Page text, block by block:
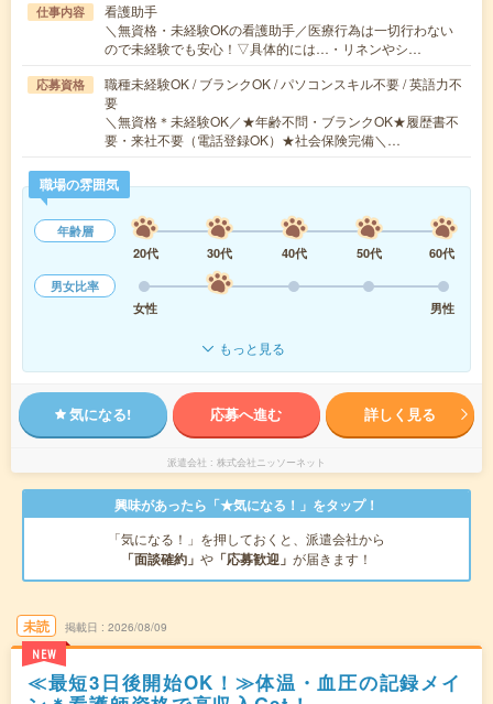
仕事内容
看護助手
＼無資格・未経験OKの看護助手／医療行為は一切行わない
ので未経験でも安心！▽具体的には…・リネンやシ…
応募資格
職種未経験OK / ブランクOK / パソコンスキル不要 / 英語力不
要
＼無資格＊未経験OK／★年齢不問・ブランクOK★履歴書不
要・来社不要（電話登録OK）★社会保険完備＼…
職場の雰囲気
年齢層
20代
30代 40代 50代
60代
男女比率
女性
男性
もっと見る
気になる! 応募へ進む 詳しく見る
派遣会社 株式会社ニッソーネット
興味があったら「★気になる！」をタップ！
「気になる！」を押しておくと、派遣会社から
「面談確約」 や 「応募歓迎」 が届きます！
未読
NEW
掲載日 2026/08/09
≪最短3日後開始OK！≫体温・血圧の記録メイ